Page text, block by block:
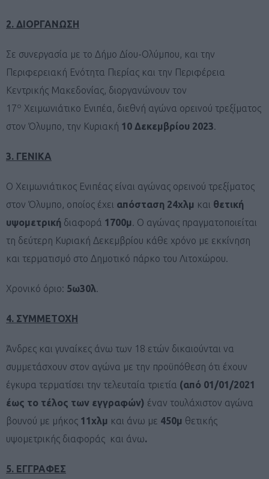
2. ΔΙΟΡΓΑΝΩΣΗ
Σε συνεργασία με το Δήμο Δίου-Ολύμπου, και την
Περιφερειακή Ενότητα Πιερίας και την Περιφέρεια
Κεντρικής Μακεδονίας, διοργανώνουν τον
17ο Χειμωνιάτικο Ενιπέα, διεθνή αγώνα ορεινού τρεξίματος
στον Όλυμπο, την Κυριακή 10 Δεκεμβρίου 2023.
3. ΓΕΝΙΚΑ
Ο Χειμωνιάτικος Ενιπέας είναι αγώνας ορεινού τρεξίματος
στον Όλυμπο, οποίος έχει απόσταση 24χλμ και θετική
υψομετρική διαφορά 1700μ. Ο αγώνας πραγματοποιείται
τη δεύτερη Κυριακή Δεκεμβρίου κάθε χρόνο με εκκίνηση
και τερματισμό στο Δημοτικό πάρκο του Λιτοχώρου.
Χρονικό όριο: 5ω30λ.
4. ΣΥΜΜΕΤΟΧΗ
Άνδρες και γυναίκες άνω των 18 ετών δικαιούνται να
συμμετάσχουν στον αγώνα με την προϋπόθεση ότι έχουν
έγκυρα τερματίσει την τελευταία τριετία (από 01/01/2021
έως το τέλος των εγγραφών) έναν τουλάχιστον αγώνα
βουνού με μήκος 11χλμ και άνω με 450μ θετικής
υψομετρικής διαφοράς και άνω.
5. ΕΓΓΡΑΦΕΣ